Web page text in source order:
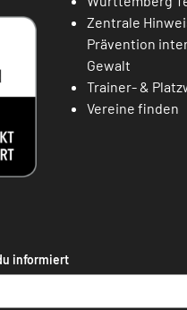
Zentrale
Prävention
Gewalt
Trainer- &
Vereine finden
informiert